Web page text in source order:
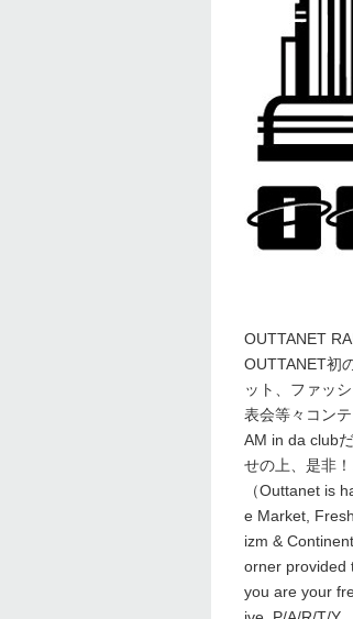
OUTTANET
OUTTANET初
ット、ファッ
表会等々コン
AM in da club
せの上、是非
（Outtanet is
e Market,
izm &
orner provided
you are your